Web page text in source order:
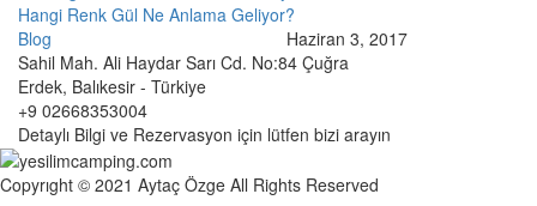
Hangi Renk Gül Ne Anlama Geliyor?
Blog
Haziran 3, 2017
Sahil Mah. Ali Haydar Sarı Cd. No:84 Çuğra
Erdek, Balıkesir - Türkiye
+9 02668353004
Detaylı Bilgi ve Rezervasyon için lütfen bizi arayın
Copyrıght © 2021 Aytaç Özge All Rights Reserved